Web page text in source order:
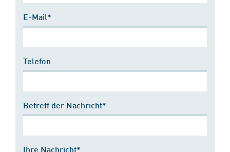
E-Mail*
Telefon
Betreff der Nachricht*
Ihre Nachricht*